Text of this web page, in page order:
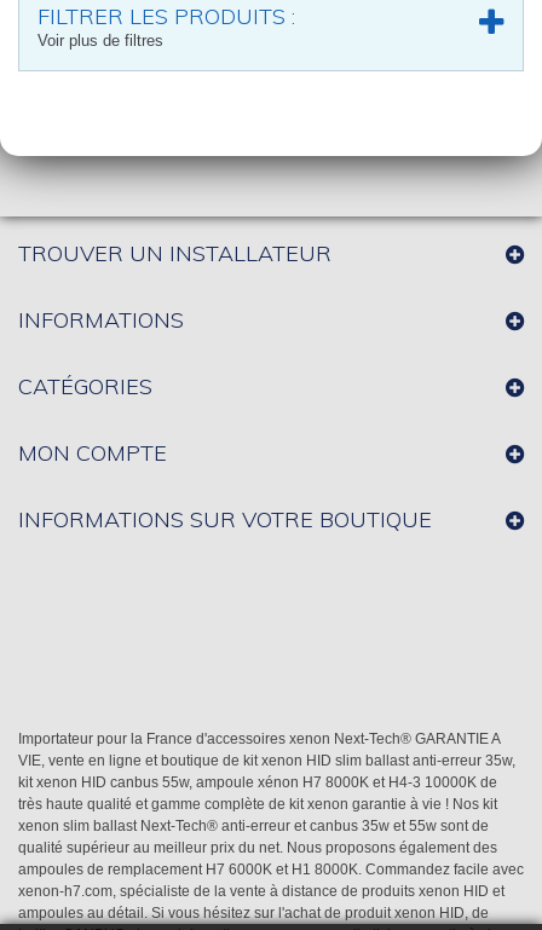
FILTRER LES PRODUITS :
Voir plus de filtres
TROUVER UN INSTALLATEUR
INFORMATIONS
Importateur pour la France d'accessoires xenon Next-Tech® GARANTIE A
VIE, vente en ligne et boutique de kit xenon HID slim ballast anti-erreur 35w,
kit xenon HID canbus 55w, ampoule xénon H7 8000K et H4-3 10000K de
très haute qualité et gamme complète de kit xenon garantie à vie ! Nos kit
xenon slim ballast Next-Tech® anti-erreur et canbus 35w et 55w sont de
qualité supérieur au meilleur prix du net. Nous proposons également des
ampoules de remplacement H7 6000K et H1 8000K. Commandez facile avec
xenon-h7.com, spécialiste de la vente à distance de produits xenon HID et
ampoules au détail. Si vous hésitez sur l'achat de produit xenon HID, de
CATÉGORIES
MON COMPTE
INFORMATIONS SUR VOTRE BOUTIQUE